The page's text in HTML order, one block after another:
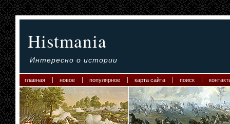
Histmania
Интересно о истории
главная новое популярное карта сайта поиск